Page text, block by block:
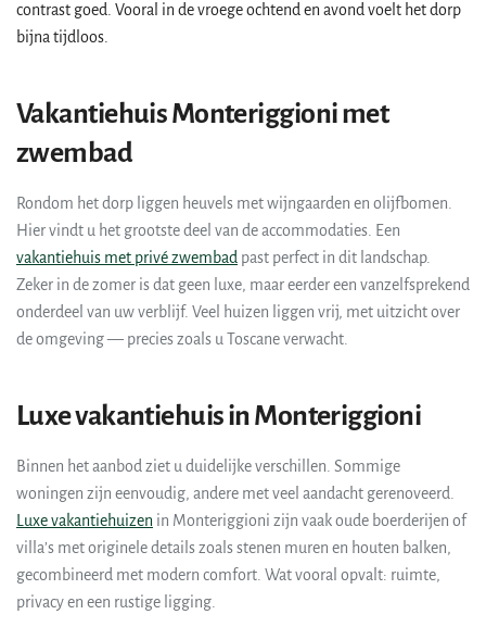
contrast goed. Vooral in de vroege ochtend en avond voelt het dorp
bijna tijdloos.
Vakantiehuis Monteriggioni met
zwembad
Rondom het dorp liggen heuvels met wijngaarden en olijfbomen.
Hier vindt u het grootste deel van de accommodaties. Een
vakantiehuis met privé zwembad past perfect in dit landschap.
Zeker in de zomer is dat geen luxe, maar eerder een vanzelfsprekend
onderdeel van uw verblijf. Veel huizen liggen vrij, met uitzicht over
de omgeving — precies zoals u Toscane verwacht.
Luxe vakantiehuis in Monteriggioni
Binnen het aanbod ziet u duidelijke verschillen. Sommige
woningen zijn eenvoudig, andere met veel aandacht gerenoveerd.
Luxe vakantiehuizen in Monteriggioni zijn vaak oude boerderijen of
villa’s met originele details zoals stenen muren en houten balken,
gecombineerd met modern comfort. Wat vooral opvalt: ruimte,
privacy en een rustige ligging.